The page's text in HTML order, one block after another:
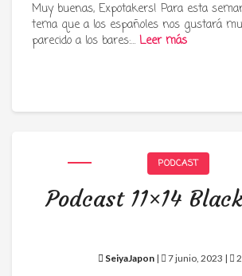
Muy buenas, Expotakers! Para esta
tema que a los españoles nos gustará
parecido a los bares:… Leer más
PODCAST
Podcast 11×14
SeiyaJapon | 7 junio, 2023 |